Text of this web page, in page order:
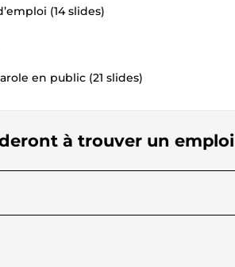
(14 slides)
en public (21 slides)
à trouver un emploi